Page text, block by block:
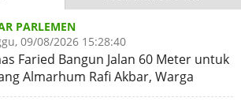
PARLEMEN
09/08/2026 15:28:40
Faried Bangun Jalan 60 Meter untuk
Almarhum Rafi Akbar, Warga
Rimbo Syukuran